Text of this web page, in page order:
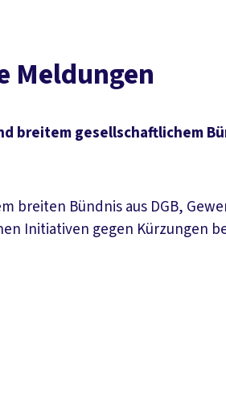
Meldungen
breitem gesellschaftlichem
breiten Bündnis aus DGB,
Initiativen gegen Kürzungen